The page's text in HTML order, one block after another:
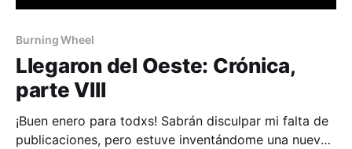
Burning Wheel
Llegaron del Oeste: Crónica,
parte VIII
¡Buen enero para todxs! Sabrán disculpar mi falta de
publicaciones, pero estuve inventándome una nueva